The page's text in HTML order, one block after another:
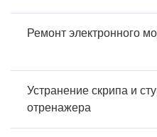
Ремонт электронного
Устранение скрипа и
отренажера